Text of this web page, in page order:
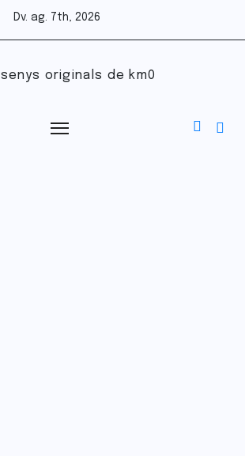
Dv. ag. 7th, 2026
originals de km0